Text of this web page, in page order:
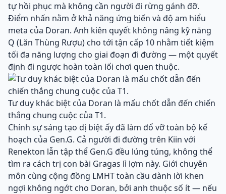
tự hồi phục mà không cần người đi rừng gánh đỡ.
Điểm nhấn nằm ở khả năng ứng biến và độ am hiểu
meta của Doran. Anh kiên quyết không nâng kỹ năng
Q (Lăn Thùng Rượu) cho tới tận cấp 10 nhằm tiết kiệm
tối đa năng lượng cho giai đoạn đi đường — một quyết
định đi ngược hoàn toàn lối chơi quen thuộc.
Tư duy khác biệt của Doran là mấu chốt dẫn đến chiến
thắng chung cuộc của T1.
Chính sự sáng tạo dị biệt ấy đã làm đổ vỡ toàn bộ kế
hoạch của Gen.G. Cả người đi đường trên Kiin với
Renekton lẫn tập thể Gen.G đều lúng túng, không thể
tìm ra cách trị con bài Gragas lì lợm này. Giới chuyên
môn cùng cộng đồng LMHT toàn cầu dành lời khen
ngợi không ngớt cho Doran, bởi anh thuộc số ít — nếu